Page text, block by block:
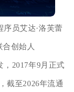
员艾达·洛芙蕾
创始人
，2017年9月正式
截至2026年流通